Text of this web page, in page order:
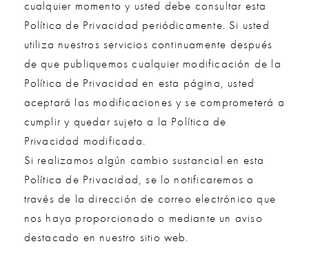
cualquier momento y usted debe consultar esta
Política de Privacidad periódicamente. Si usted
utiliza nuestros servicios continuamente después
de que publiquemos cualquier modificación de la
Política de Privacidad en esta página, usted
aceptará las modificaciones y se comprometerá a
cumplir y quedar sujeto a la Política de
Privacidad modificada.
Si realizamos algún cambio sustancial en esta
Política de Privacidad, se lo notificaremos a
través de la dirección de correo electrónico que
nos haya proporcionado o mediante un aviso
destacado en nuestro sitio web.